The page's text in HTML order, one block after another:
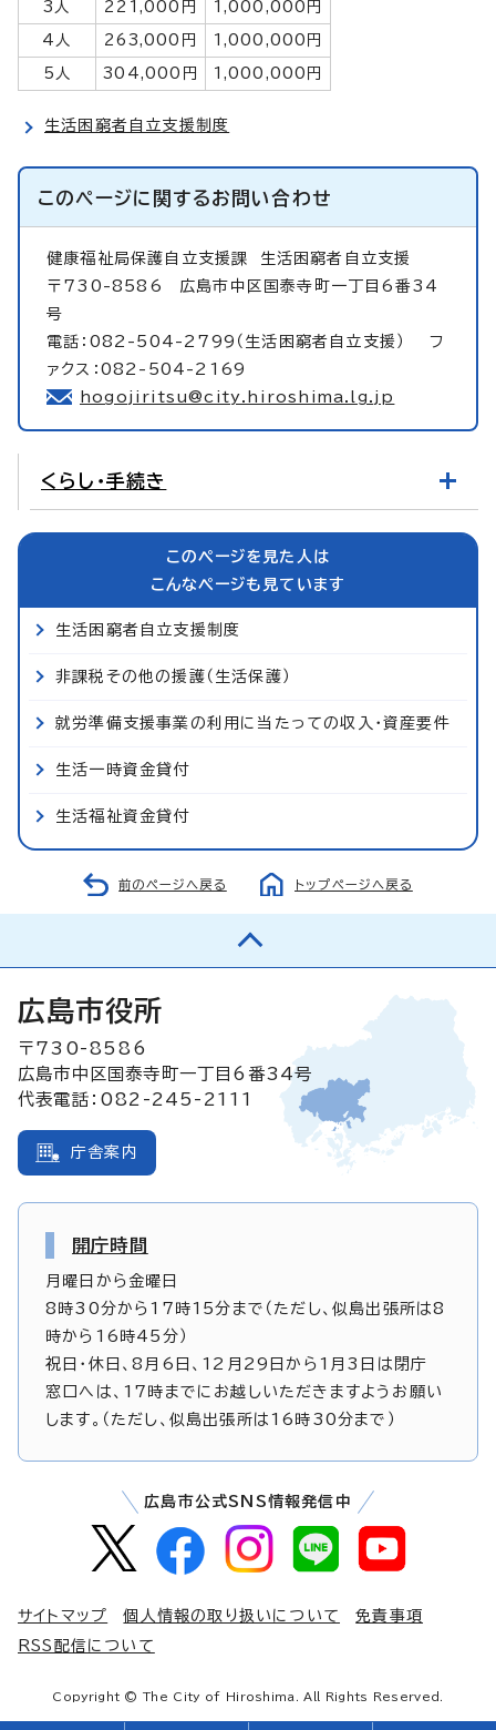
3人 221,000円 1,000,000円
4人 263,000円 1,000,000円
5人 304,000円 1,000,000円
生活困窮者自立支援制度
このページに関するお問い合わせ
健康福祉局保護自立支援課 生活困窮者自立支援
〒730-8586 広島市中区国泰寺町一丁目6番34
号
電話：082-504-2799（生活困窮者自立支援） フ
ァクス：082-504-2169
hogojiritsu@city.hiroshima.lg.jp
くらし・手続き
このページを見た人は
こんなページも見ています
生活困窮者自立支援制度
非課税その他の援護（生活保護）
就労準備支援事業の利用に当たっての収入・資産要件
生活一時資金貸付
生活福祉資金貸付
前のページへ戻る トップページへ戻る
広島市役所
〒730-8586
広島市中区国泰寺町一丁目6番34号
代表電話：082-245-2111
庁舎案内
開庁時間
月曜日から金曜日
8時30分から17時15分まで（ただし、似島出張所は8
時から16時45分）
祝日・休日、8月6日、12月29日から1月3日は閉庁
窓口へは、17時までにお越しいただきますようお願い
します。（ただし、似島出張所は16時30分まで）
広島市公式SNS情報発信中
サイトマップ 個人情報の取り扱いについて
免責事項
RSS配信について
Copyright © The City of Hiroshima. All Rights Reserved.